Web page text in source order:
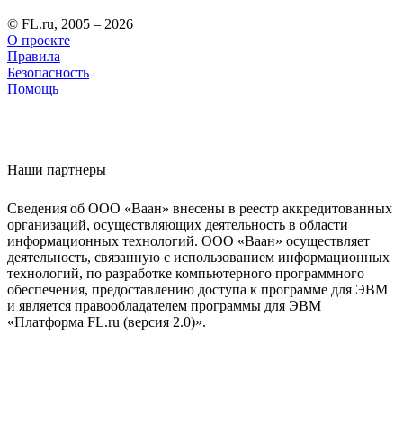
© FL.ru, 2005 – 2026
О проекте
Правила
Безопасность
Помощь
Наши партнеры
Сведения об ООО «Ваан» внесены в реестр аккредитованных
организаций, осуществляющих деятельность в области
информационных технологий. ООО «Ваан» осуществляет
деятельность, связанную с использованием информационных
технологий, по разработке компьютерного программного
обеспечения, предоставлению доступа к программе для ЭВМ
и является правообладателем программы для ЭВМ
«Платформа FL.ru (версия 2.0)».